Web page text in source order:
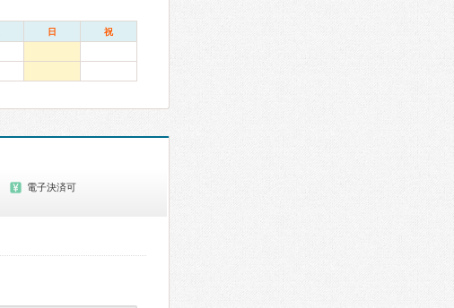
日 祝
電子決済可